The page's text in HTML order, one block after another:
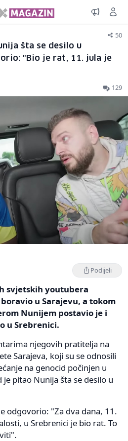
50
šta se desilo u
"Bio je rat, 11. jula je
129
Podijeli
svjetskih youtubera
u Sarajevu, a tokom
Nunijem postavio je i
u Srebrenici.
njegovih pratitelja na
Sarajeva, koji su se odnosili
na genocid počinjen u
je pitao Nunija šta se desilo u
odgovorio: "Za dva dana, 11.
u Srebrenici je bio rat. To